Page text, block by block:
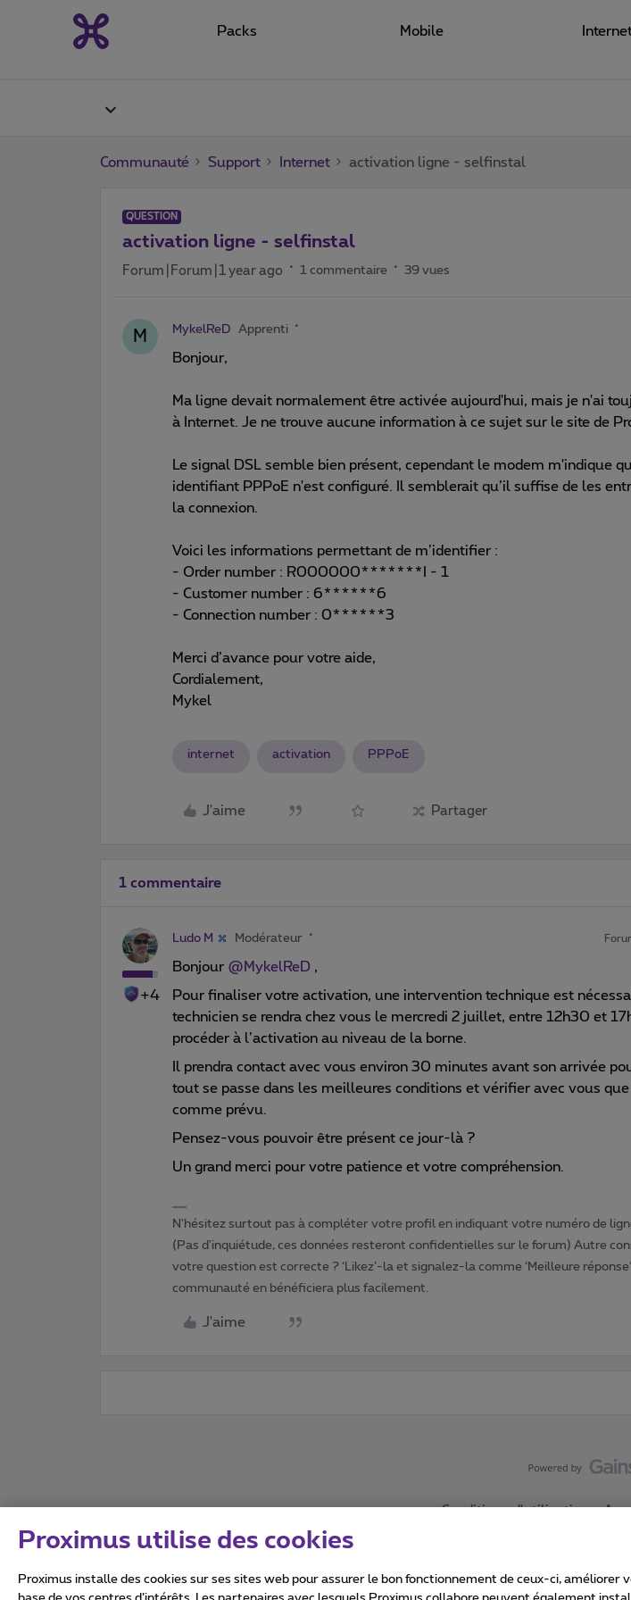
Packs Mobile
Communauté Support Internet activation ligne - selfinstal
QUESTION
activation ligne - selfinstal
Forum|Forum|1 year ago 1 commentaire 39 vues
M MykelReD Apprenti
Bonjour,
Ma ligne devait normalement être activée aujourd'hui, mais je n'ai
à Internet. Je ne trouve aucune information à ce sujet sur le site de
Le signal DSL semble bien présent, cependant le modem m'indique
identifiant PPPoE n'est configuré. Il semblerait qu’il suffise de les
la connexion.
Voici les informations permettant de m’identifier :
- Order number : R000000*******I - 1
- Customer number : 6******6
- Connection number : 0******3
Merci d’avance pour votre aide,
Cordialement,
Mykel
internet activation PPPoE
J'aime Partager
1 commentaire
+4
Ludo M Modérateur
Bonjour ​ @MykelReD ,
Pour finaliser votre activation, une intervention technique est
technicien se rendra chez vous le mercredi 2 juillet, entre 12h30 et
procéder à l’activation au niveau de la borne.
Il prendra contact avec vous environ 30 minutes avant son arrivée
tout se passe dans les meilleures conditions et vérifier avec vous
comme prévu.
Pensez-vous pouvoir être présent ce jour-là ?
Un grand merci pour votre patience et votre compréhension.
N'hésitez surtout pas à compléter votre profil en indiquant votre numéro de
(Pas d'inquiétude, ces données resteront confidentielles sur le forum) Autre
votre question est correcte ? ‘Likez’-la et signalez-la comme ‘Meilleure
communauté en bénéficiera plus facilement.
J'aime
Conditions d'utilisation
Proximus utilise des cookies
Proximus installe des cookies sur ses sites web pour assurer le bon fonctionnement de ceux-ci,